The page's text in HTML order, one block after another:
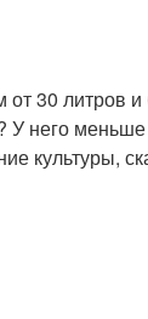
30 литров и
него
культуры,